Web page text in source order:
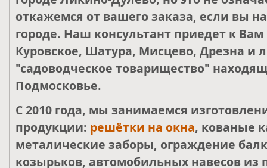
откажемся от вашего заказа, если вы
городе. Наш консультант приедет к
Куровское, Шатура, Мисцево, Дрезна и
"садоводческое товарищество"
Подмосковье.
С 2010 года, мы занимаемся
продукции: решётки на окна, кованые
металические заборы, ограждение
козырьков, автомобильных навесов из